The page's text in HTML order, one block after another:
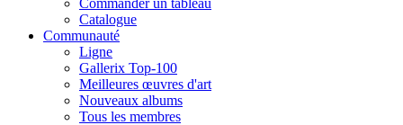
Commander un tableau
Catalogue
Communauté
Ligne
Gallerix Top-100
Meilleures œuvres d'art
Nouveaux albums
Tous les membres